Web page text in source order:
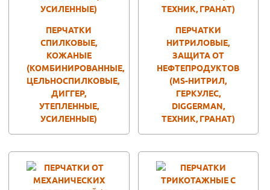
ПЕРЧАТКИ
СПИЛКОВЫЕ,
КОЖАНЫЕ
(КОМБИНИРОВАННЫЕ,
ЦЕЛЬНОСПИЛКОВЫЕ,
ДИГГЕР,
УТЕПЛЕННЫЕ,
УСИЛЕННЫЕ)
ПЕРЧАТКИ
НИТРИЛОВЫЕ,
ЗАЩИТА ОТ
НЕФТЕПРОДУКТОВ
(MS-НИТРИЛ,
ГЕРКУЛЕС,
DIGGERMAN,
ТЕХНИК, ГРАНАТ)